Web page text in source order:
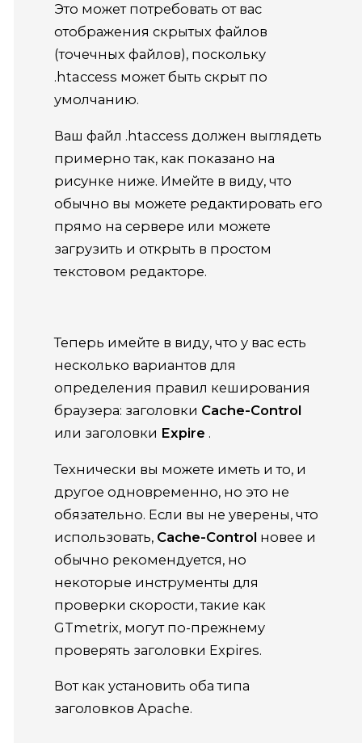
Это может потребовать от вас
отображения скрытых файлов
(точечных файлов), поскольку
.htaccess может быть скрыт по
умолчанию.
Ваш файл .htaccess должен выглядеть
примерно так, как показано на
рисунке ниже. Имейте в виду, что
обычно вы можете редактировать его
прямо на сервере или можете
загрузить и открыть в простом
текстовом редакторе.
Теперь имейте в виду, что у вас есть
несколько вариантов для
определения правил кеширования
браузера: заголовки Cache-Control
или заголовки Expire .
Технически вы можете иметь и то, и
другое одновременно, но это не
обязательно. Если вы не уверены, что
использовать, Cache-Control новее и
обычно рекомендуется, но
некоторые инструменты для
проверки скорости, такие как
GTmetrix, могут по-прежнему
проверять заголовки Expires.
Вот как установить оба типа
заголовков Apache.